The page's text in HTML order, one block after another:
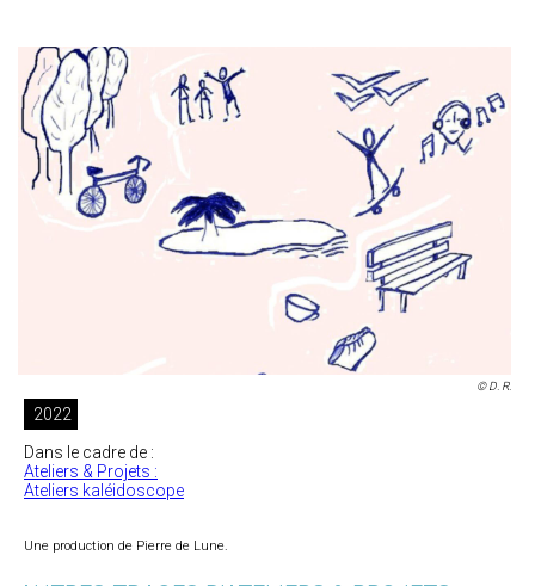
© D. R.
2022
Dans le cadre de :
Ateliers & Projets :
Ateliers kaléidoscope
Une production de Pierre de Lune.